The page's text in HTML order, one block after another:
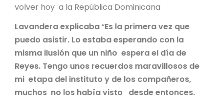
volver hoy a la República Dominicana
Lavandera explicaba“Es la primera vez que
puedo asistir. Lo estaba esperando con la
misma ilusión que un niño espera el día de
Reyes. Tengo unos recuerdos maravillosos de
mi etapa del instituto y de los compañeros,
muchos no los había visto desde entonces.